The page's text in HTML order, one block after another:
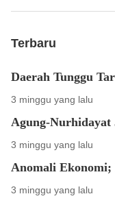
Terbaru
Daerah Tunggu
3 minggu yang lalu
Agung-Nurhidayat
3 minggu yang lalu
Anomali Ekonomi;
3 minggu yang lalu